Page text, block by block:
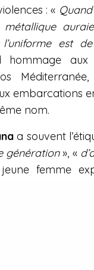
: «
est
hommage
embarcations
nom.
a souvent
génération», «
femme